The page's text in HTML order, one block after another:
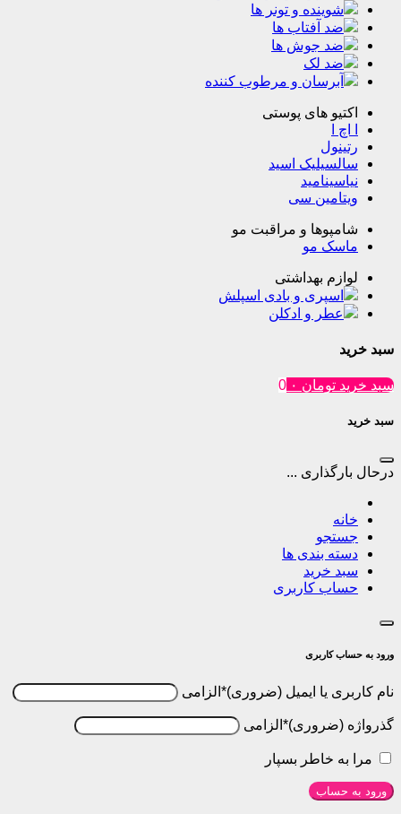
و تونر ها
آفتاب ها
جوش ها
لک
و مرطوب کننده
های پوستی
اسید
سی
و مراقبت مو
مو
بهداشتی
و بادی اسپلش
و ادکلن
تومان ۰ 0
...
بندی ها
خرید
کاربری
یا ایمیل * الزامی
* الزامی
خاطر بسپار